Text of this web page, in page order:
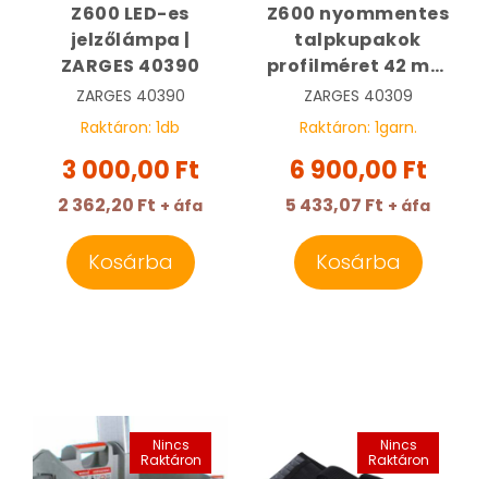
Z600 LED-es
jelzőlámpa |
ZARGES 40390
ZARGES 40390
Raktáron: 1db
3 000,00 Ft
2 362,20 Ft + áfa
Kosárba
Z600 nyommentes
talpkupakok
profilméret 42 mm
x 25 mm | ZARGES
40309
ZARGES 40309
Raktáron: 1garn.
6 900,00 Ft
5 433,07 Ft + áfa
Kosárba
Nincs
Raktáron
Nincs
Raktáron